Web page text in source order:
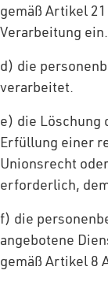
gemäß Artikel
Verarbeitung ein.
d) die
verarbeitet.
e) die Löschung
Erfüllung einer
Unionsrecht
erforderlich,
f) die
angebotene
gemäß Artikel 8